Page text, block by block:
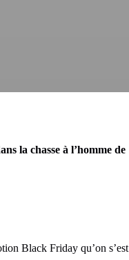
la chasse à l’homme de
Black Friday qu’on s’est